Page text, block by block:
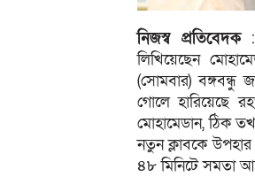
নিজস্ব প্রতিবেদক:
লিখিয়েছেন
(সোমবার) বঙ্গবন্ধু
গোলে হারিয়েছে
মোহামেডান, ঠিক
নতুন ক্লাবকে
৪৮ মিনিটে সমতা